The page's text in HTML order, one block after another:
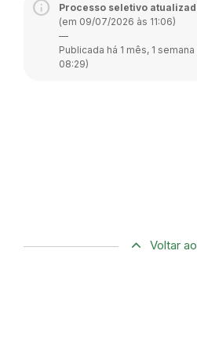
Processo seletivo
(em 09/07/2026 às 11:06)
—
Publicada há 1 mês, 1
08:29)
Voltar